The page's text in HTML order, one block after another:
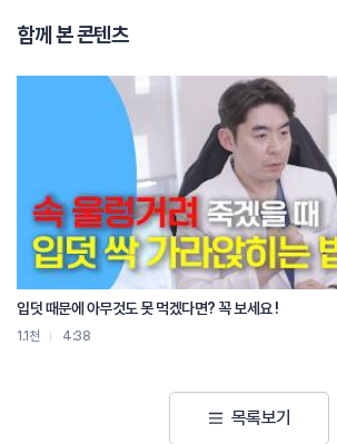
함께 본 콘텐츠
입덧 때문에 아무것도 못 먹겠다면? 꼭 보세요 !
1.1천 4:38
목록보기